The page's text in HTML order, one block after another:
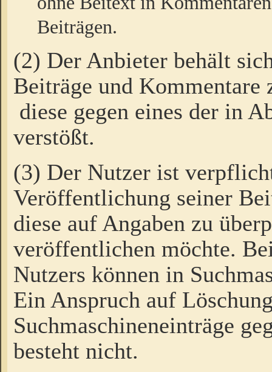
Beiträgen.
(2) Der Anbieter behält
Beiträge und Kommentare
diese gegen eines der in
verstößt.
(3) Der Nutzer ist
Veröffentlichung seiner
diese auf Angaben zu
veröffentlichen möchte.
Nutzers können in
Ein Anspruch auf
Suchmaschineneinträge
besteht nicht.